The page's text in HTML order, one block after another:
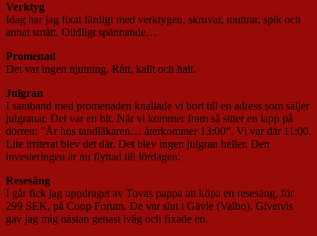
Verktyg
Idag har jag fixat färdigt med verktygen, skruvar, muttrar, spik och
annat smått. Olidligt spännande…
Promenad
Det var ingen njutning. Rått, kallt och halt.
Julgran
I samband med promenaden knallade vi bort till en adress som säljer
julgranar. Det var en bit. När vi kommer fram så sitter en lapp på
dörren: ”Är hos tandläkaren… återkommer 13:00”. Vi var där 11:00.
Lite irriterat blev det där. Det blev ingen julgran heller. Den
investeringen är nu flyttad till lördagen.
Resesäng
I går fick jag uppdraget av Tovas pappa att köpa en resesäng, för
299 SEK, på Coop Forum. De var slut i Gävle (Valbo). Givetvis
gav jag mig nästan genast iväg och fixade en.